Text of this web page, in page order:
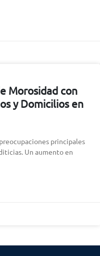
Morosidad con
y Domicilios en
principales
Un aumento en